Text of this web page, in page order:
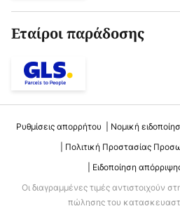
Εταίροι παράδοσης
Ρυθμίσεις απορρήτου Νομική
Πολιτική Προστασίας
Ειδοποίηση
Οι διαγραμμένες τιμές αντιστοιχούν
πώλησης του